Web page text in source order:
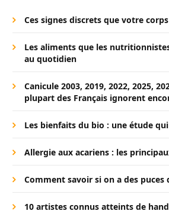
Ces signes discrets que votre
Les aliments que les
au quotidien
Canicule 2003, 2019, 2022, 2025,
plupart des Français ignorent
Les bienfaits du bio : une étude
Allergie aux acariens : les
Comment savoir si on a des puces
10 artistes connus atteints de